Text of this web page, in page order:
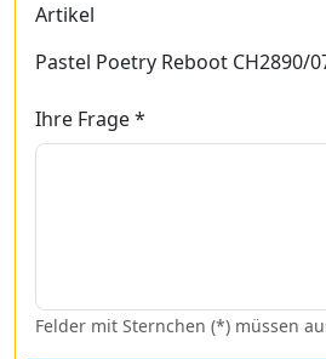
Artikel
Pastel Poetry Reboot CH2890/
Ihre Frage *
Felder mit Sternchen (*) müssen